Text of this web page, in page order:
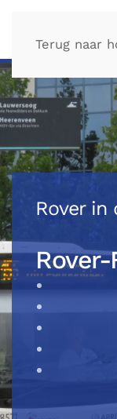
Terug naar
Rover in
Rover-